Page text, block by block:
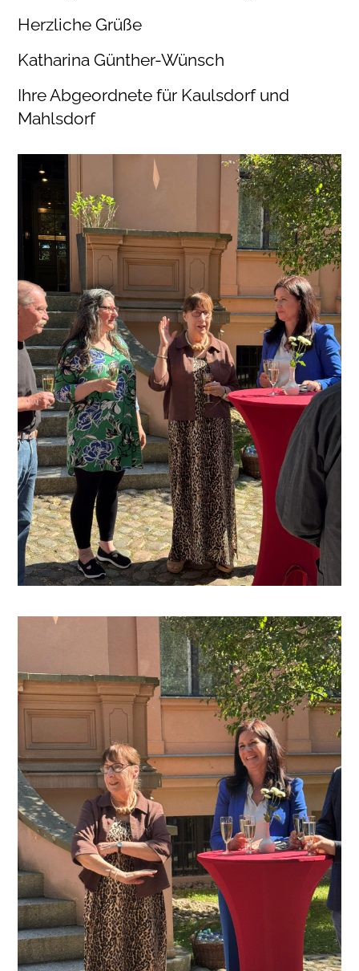
Herzliche Grüße
Katharina Günther-Wünsch
Ihre Abgeordnete für Kaulsdorf und
Mahlsdorf